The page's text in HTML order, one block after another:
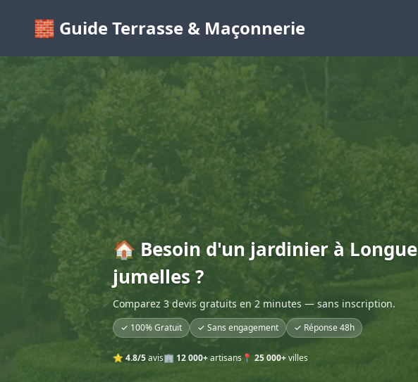
🧱 Guide Terrasse & Maçonnerie
🏠 Besoin d'un jardinier à Longue
jumelles ?
Comparez 3 devis gratuits en 2 minutes — sans inscription.
✓ 100% Gratuit ✓ Sans engagement ✓ Réponse 48h
⭐ 4.8/5avis🏢 12 000+artisans 📍 25 000+villes